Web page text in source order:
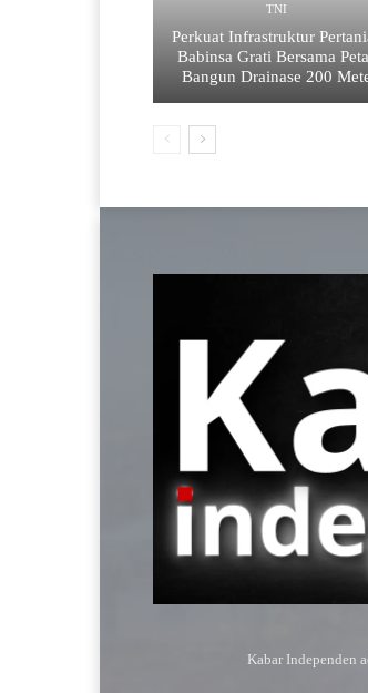
TNI
Perkuat Infrastruktur
Babinsa Grati Bersama
Bangun Drainase 200
Kabar Independen